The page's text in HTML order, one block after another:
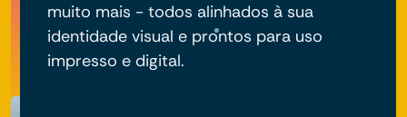
muito mais - todos alinhados à sua
identidade visual e prontos para uso
impresso e digital.